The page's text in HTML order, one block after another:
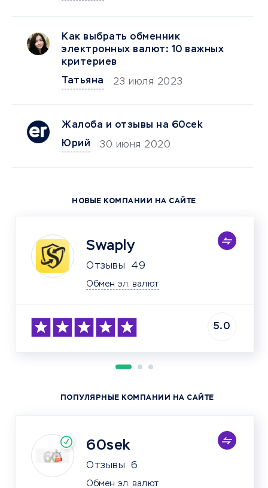
Как выбрать обменник
электронных валют: 10 важных
критериев
Татьяна
23 июля 2023
Жалоба и отзывы на 60cek
Юрий
30 июня 2020
НОВЫЕ КОМПАНИИ НА САЙТЕ
Swaply
Отзывы 49
Обмен эл. валют
5.0
ПОПУЛЯРНЫЕ КОМПАНИИ НА САЙТЕ
60sek
Отзывы 6
Обмен эл. валют